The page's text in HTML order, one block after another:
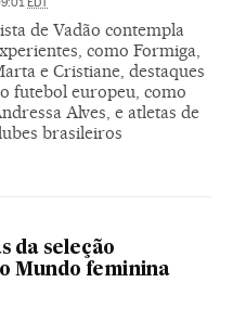
EDT
de Vadão contempla
como Formiga,
e Cristiane, destaques
futebol europeu, como
Alves, e atletas de
brasileiros
da seleção
Mundo feminina